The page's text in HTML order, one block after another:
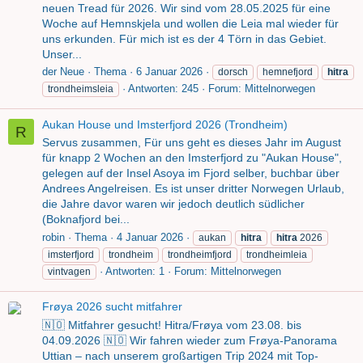
neuen Tread für 2026. Wir sind vom 28.05.2025 für eine
Woche auf Hemnskjela und wollen die Leia mal wieder für
uns erkunden. Für mich ist es der 4 Törn in das Gebiet.
Unser...
der Neue Thema 6 Januar 2026 dorsch hemnefjord
hitra
trondheimsleia
Antworten: 245 Forum: Mittelnorwegen
R
Aukan House und Imsterfjord 2026 (Trondheim)
Servus zusammen, Für uns geht es dieses Jahr im August
für knapp 2 Wochen an den Imsterfjord zu "Aukan House",
gelegen auf der Insel Asoya im Fjord selber, buchbar über
Andrees Angelreisen. Es ist unser dritter Norwegen Urlaub,
die Jahre davor waren wir jedoch deutlich südlicher
(Boknafjord bei...
robin Thema 4 Januar 2026 aukan hitra hitra 2026
imsterfjord
trondheim trondheimfjord
trondheimleia
vintvagen
Antworten: 1 Forum: Mittelnorwegen
Frøya 2026 sucht mitfahrer
🇳🇴 Mitfahrer gesucht! Hitra/Frøya vom 23.08. bis
04.09.2026 🇳🇴 Wir fahren wieder zum Frøya-Panorama
Uttian – nach unserem großartigen Trip 2024 mit Top-